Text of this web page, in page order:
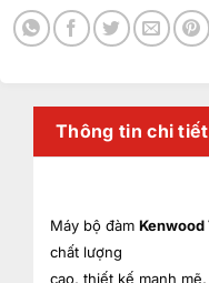
Thông tin chi tiết
Máy bộ đàm
chất lượng
cao, thiết kế mạnh